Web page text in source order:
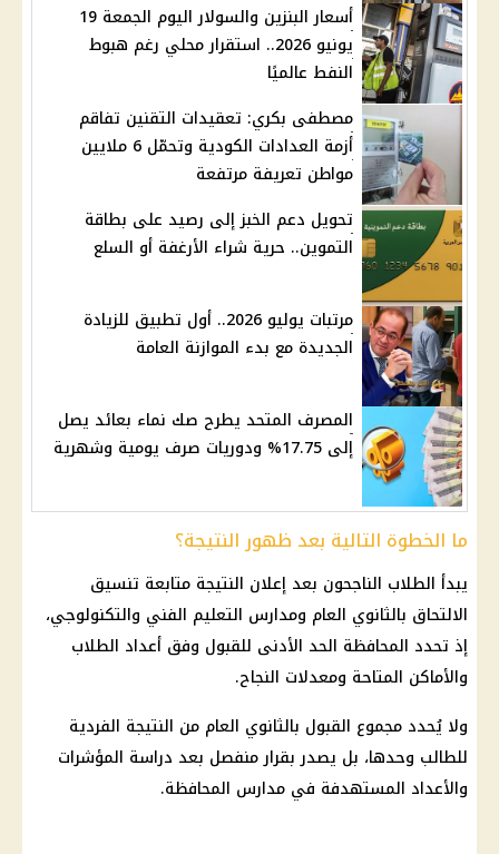
أسعار البنزين والسولار اليوم الجمعة 19
يونيو 2026.. استقرار محلي رغم هبوط
النفط عالميًا
مصطفى بكري: تعقيدات التقنين تفاقم
أزمة العدادات الكودية وتحمّل 6 ملايين
مواطن تعريفة مرتفعة
تحويل دعم الخبز إلى رصيد على بطاقة
التموين.. حرية شراء الأرغفة أو السلع
مرتبات يوليو 2026.. أول تطبيق للزيادة
الجديدة مع بدء الموازنة العامة
المصرف المتحد يطرح صك نماء بعائد يصل
إلى 17.75% ودوريات صرف يومية وشهرية
ما الخطوة التالية بعد ظهور النتيجة؟
يبدأ الطلاب الناجحون بعد إعلان النتيجة متابعة تنسيق
الالتحاق بالثانوي العام ومدارس التعليم الفني والتكنولوجي،
إذ تحدد المحافظة الحد الأدنى للقبول وفق أعداد الطلاب
والأماكن المتاحة ومعدلات النجاح.
ولا يُحدد مجموع القبول بالثانوي العام من النتيجة الفردية
للطالب وحدها، بل يصدر بقرار منفصل بعد دراسة المؤشرات
والأعداد المستهدفة في مدارس المحافظة.